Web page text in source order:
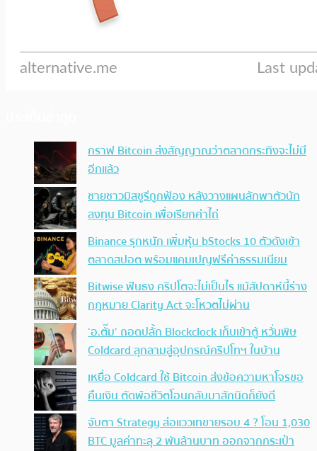
กราฟ Bitcoin ส่งสัญญาณว่าตลาดกระทิงจะไม่มี
อีกแล้ว
ชายชาวมิสซูรีถูกฟ้อง หลังวางแผนลักพาตัวนัก
ลงทุน Bitcoin เพื่อเรียกค่าไถ่
Binance รุกหนัก เพิ่มหุ้น bStocks 10 ตัวดังเข้า
ตลาดสปอต พร้อมแคมเปญฟรีค่าธรรมเนียม
Bitwise ฟันธง คริปโตจะไม่เป็นไร แม้สัปดาห์นี้ร่าง
กฎหมาย Clarity Act จะโหวตไม่ผ่าน
‘อ.ตั๊ม’ ถอดปลั้ก Blockclock เก็บเข้าตู้ หวั่นพิษ
Coldcard ลุกลามสู่อุปกรณ์คริปโทฯ ในบ้าน
เหยื่อ Coldcard ใช้ Bitcoin ส่งข้อความหาโจรขอ
คืนเงิน ตัดพ้อชีวิตโอนกลับมาสักนิดก็ยังดี
จับตา Strategy ส่อแววเทขายรอบ 4 ? โอน 1,030
BTC มูลค่าทะลุ 2 พันล้านบาท ออกจากกระเป๋า